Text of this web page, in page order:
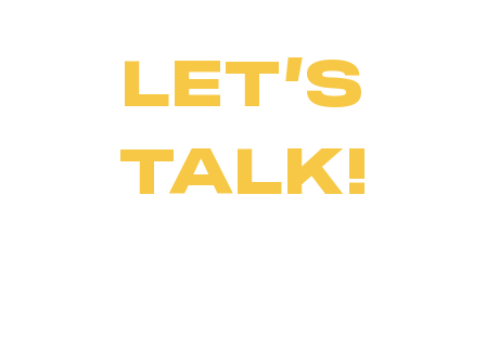
LET’S
TALK!